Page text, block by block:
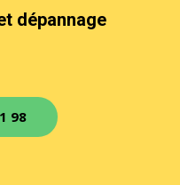
dépannage
98